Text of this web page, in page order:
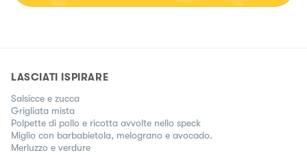
LASCIATI ISPIRARE
Salsicce e zucca
Grigliata mista
Polpette di pollo e ricotta avvolte nello speck
Miglio con barbabietola, melograno e avocado.
Merluzzo e verdure